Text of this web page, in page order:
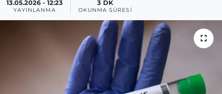
13.05.2026 - 12:23
YAYINLANMA
3 DK
OKUNMA SÜRESI